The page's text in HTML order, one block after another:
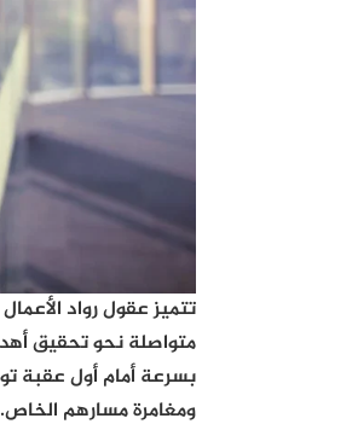
تتميز عقول رواد
متواصلة نحو تحقيق
بسرعة أمام أول عقبة
ومغامرة مسارهم الخاص.